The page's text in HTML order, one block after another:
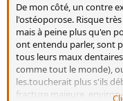
De mon côté, un contre
l'ostéoporose. Risque
mais à peine plus qu'en
ont entendu parler, sont
tous leurs maux
comme tout le monde),
les.toucherait plus s'ils
fracture majeure, environ